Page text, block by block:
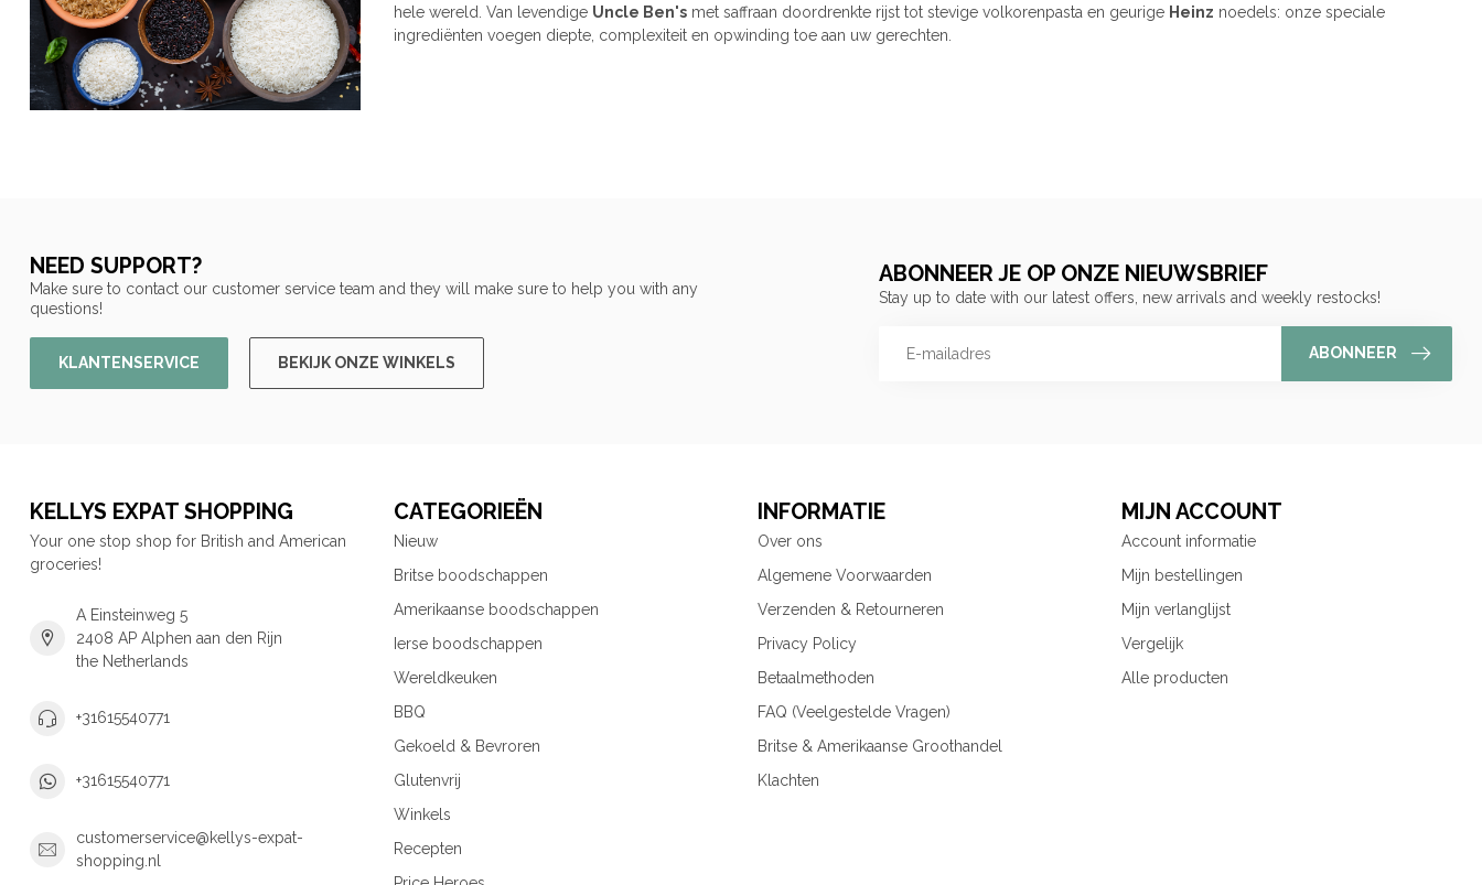
hele wereld. Van levendige Uncle Ben's met saffraan doordrenkte rijst tot stevige volkorenpasta en geurige Heinz noedels: onze speciale
ingrediënten voegen diepte, complexiteit en opwinding toe aan uw gerechten.
NEED SUPPORT?
Make sure to contact our customer service team and they will make sure to help you with any
questions!
KLANTENSERVICE BEKIJK ONZE WINKELS
ABONNEER JE OP ONZE NIEUWSBRIEF
Stay up to date with our latest offers, new arrivals and weekly restocks!
ABONNEER
KELLYS EXPAT SHOPPING
Your one stop shop for British and American
groceries!
A Einsteinweg 5
2408 AP Alphen aan den Rijn
the Netherlands
+31615540771
+31615540771
customerservice@kellys-expat-
shopping.nl
CATEGORIEËN
Nieuw
Britse boodschappen
Amerikaanse boodschappen
Ierse boodschappen
Wereldkeuken
BBQ
Gekoeld & Bevroren
Glutenvrij
Winkels
Recepten
INFORMATIE
Over ons
Algemene Voorwaarden
Verzenden & Retourneren
Privacy Policy
Betaalmethoden
FAQ (Veelgestelde Vragen)
Britse & Amerikaanse Groothandel
Klachten
MIJN ACCOUNT
Account informatie
Mijn bestellingen
Mijn verlanglijst
Vergelijk
Alle producten